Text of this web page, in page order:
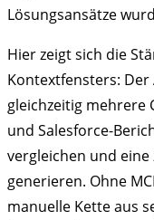
Lösungsansätze
Hier zeigt sich die
Kontextfensters:
gleichzeitig mehrere
und Salesforce-
vergleichen und
generieren. Ohne
manuelle Kette aus